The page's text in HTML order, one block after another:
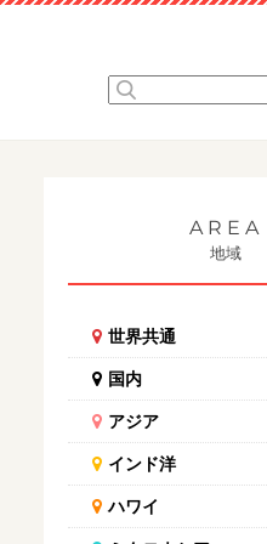
AREA
地域
世界共通
国内
アジア
インド洋
ハワイ